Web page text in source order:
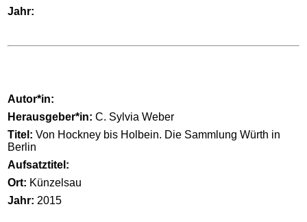
Jahr:
Autor*in:
Herausgeber*in: C. Sylvia Weber
Titel: Von Hockney bis Holbein. Die Sammlung Würth in
Berlin
Aufsatztitel:
Ort: Künzelsau
Jahr: 2015